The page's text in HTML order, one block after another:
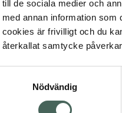
till de sociala medier och
med annan information som
cookies är frivilligt och du
återkallat samtycke
Nödvändig